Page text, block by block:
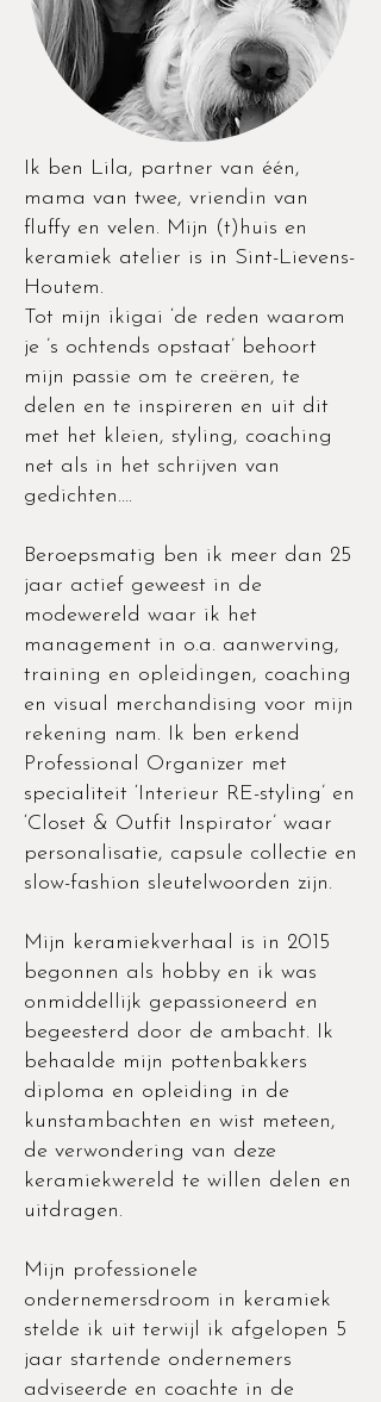
Ik ben Lila, partner van één,
mama van twee, vriendin van
fluffy en velen. Mijn (t)huis en
keramiek atelier is in Sint-Lievens-
Houtem.
Tot mijn ikigai ‘de reden waarom
je ’s ochtends opstaat’ behoort
mijn passie om te creëren, te
delen en te inspireren en uit dit
met het kleien, styling, coaching
net als in het schrijven van
gedichten….
Beroepsmatig ben ik meer dan 25
jaar actief geweest in de
modewereld waar ik het
management in o.a. aanwerving,
training en opleidingen, coaching
en visual merchandising voor mijn
rekening nam. Ik ben erkend
Professional Organizer met
specialiteit ‘Interieur RE-styling’ en
‘Closet & Outfit Inspirator’ waar
personalisatie, capsule collectie en
slow-fashion sleutelwoorden zijn.
Mijn keramiekverhaal is in 2015
begonnen als hobby en ik was
onmiddellijk gepassioneerd en
begeesterd door de ambacht. Ik
behaalde mijn pottenbakkers
diploma en opleiding in de
kunstambachten en wist meteen,
de verwondering van deze
keramiekwereld te willen delen en
uitdragen.
Mijn professionele
ondernemersdroom in keramiek
stelde ik uit terwijl ik afgelopen 5
jaar startende ondernemers
adviseerde en coachte in de